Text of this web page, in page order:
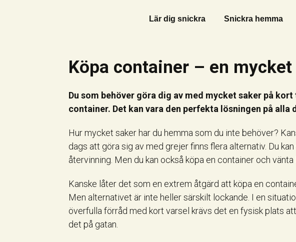
Lär dig snickra Snickra hemma
Köpa container – en
Du som behöver göra dig av med mycket saker på
container. Det kan vara den perfekta lösningen på alla
Hur mycket saker har du hemma som du inte behöver?
dags att göra sig av med grejer finns flera alternativ. Du kan
återvinning. Men du kan också köpa en container och
Kanske låter det som en extrem åtgärd att köpa en
Men alternativet är inte heller särskilt lockande. I en
överfulla förråd med kort varsel krävs det en fysisk plats
det på gatan.